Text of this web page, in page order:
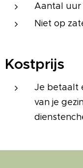
Aantal uur
Niet op
Kostprijs
Je betaalt
van je